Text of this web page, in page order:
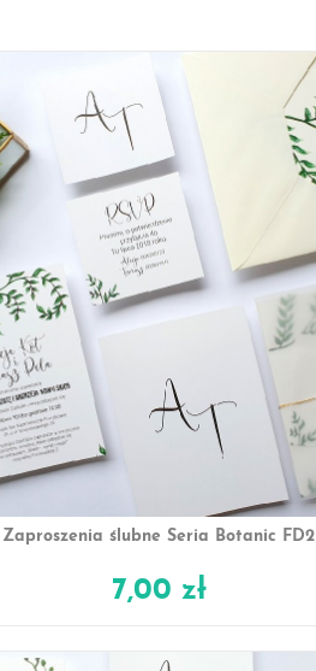
Zaproszenia ślubne Seria Botanic FD2
7,00 zł